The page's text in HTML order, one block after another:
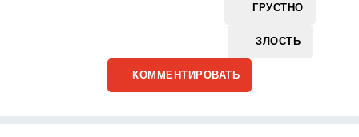
ГРУСТНО
ЗЛОСТЬ
КОММЕНТИРОВАТЬ